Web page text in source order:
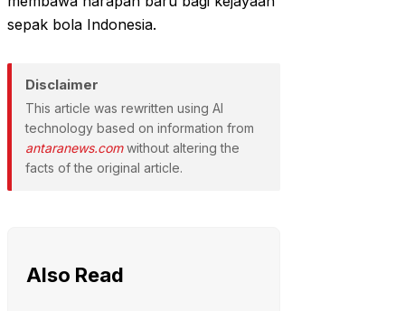
sepak bola Indonesia.
Disclaimer
This article was rewritten using AI
technology based on information from
antaranews.comwithout altering the
facts of the original article.
Also Read